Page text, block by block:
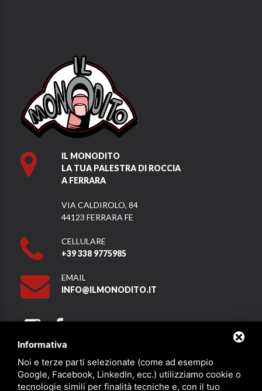
IL MONODITO
LA TUA PALESTRA DI ROCCIA
A FERRARA
VIA CALDIROLO, 84
44123 FERRARA FE
CELLULARE
+39 338 9775985
EMAIL
INFO@ILMONODITO.IT
Partner
Informativa
Noi e terze parti selezionate (come ad esempio
Google, Facebook, LinkedIn, ecc.) utilizziamo cookie o
tecnologie simili per finalità tecniche e, con il tuo